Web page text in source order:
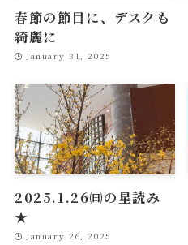
春節の節目に、デスクも
綺麗に
January 31, 2025
2025.1.26㈰の星読み
★
January 26, 2025